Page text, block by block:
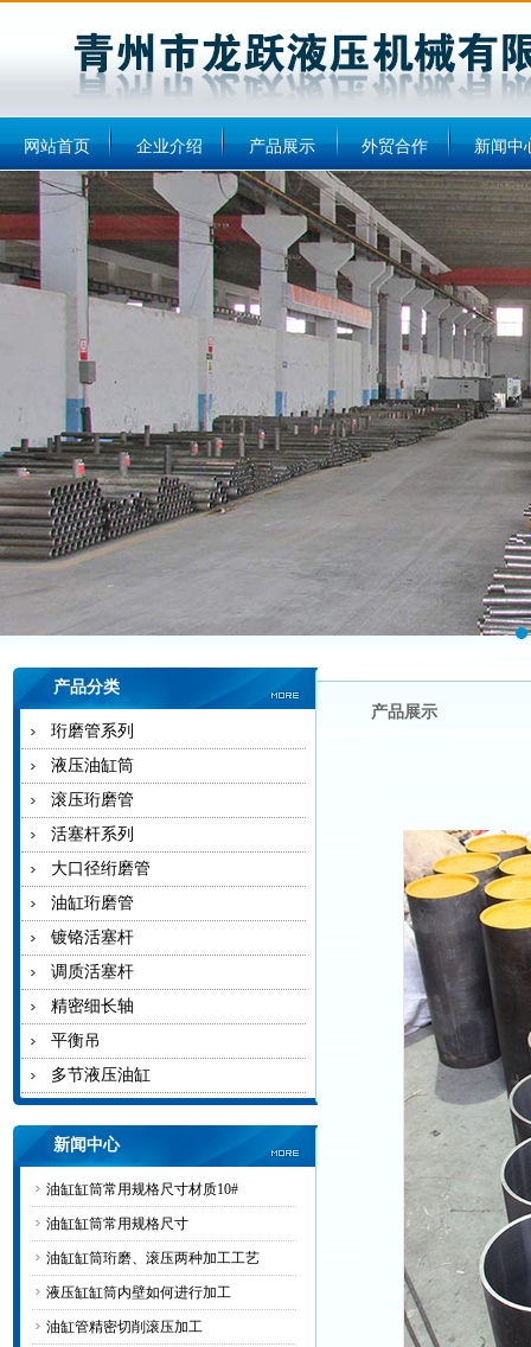
网站首页 企业介绍 产品展示 外贸合作 新闻中
产品分类
珩磨管系列
液压油缸筒
滚压珩磨管
活塞杆系列
大口径绗磨管
油缸珩磨管
镀铬活塞杆
调质活塞杆
精密细长轴
平衡吊
多节液压油缸
新闻中心
油缸缸筒常用规格尺寸材质10#
油缸缸筒常用规格尺寸
油缸缸筒珩磨、滚压两种加工工艺
液压缸缸筒内壁如何进行加工
油缸管精密切削滚压加工
产品展示